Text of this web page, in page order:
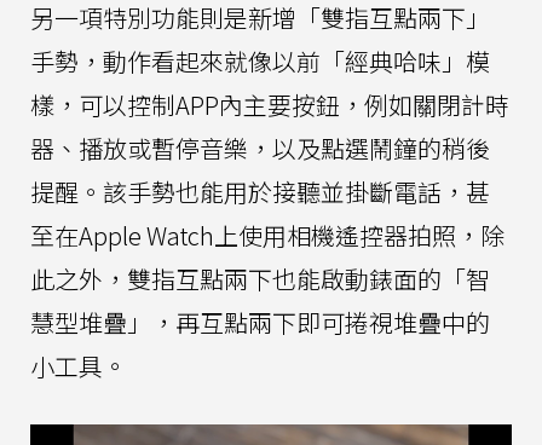
另一項特別功能則是新增「雙指互點兩下」
手勢，動作看起來就像以前「經典哈味」模
樣，可以控制APP內主要按鈕，例如關閉計時
器、播放或暫停音樂，以及點選鬧鐘的稍後
提醒。該手勢也能用於接聽並掛斷電話，甚
至在Apple Watch上使用相機遙控器拍照，除
此之外，雙指互點兩下也能啟動錶面的「智
慧型堆疊」，再互點兩下即可捲視堆疊中的
小工具。